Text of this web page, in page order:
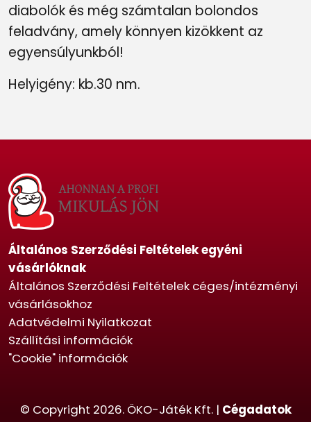
diabolók és még számtalan bolondos
feladvány, amely könnyen kizökkent az
egyensúlyunkból!
Helyigény: kb.30 nm.
Általános Szerződési Feltételek egyéni
vásárlóknak
Általános Szerződési Feltételek céges/intézményi
vásárlásokhoz
Adatvédelmi Nyilatkozat
Szállítási információk
"Cookie" információk
© Copyright 2026. ÖKO-Játék Kft. | Cégadatok